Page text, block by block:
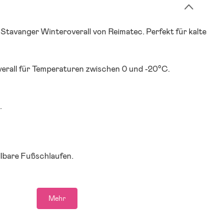
Winteroverall von Reimatec. Perfekt für kalte
für Temperaturen zwischen 0 und -20°C.
Fußschlaufen.
und schmutzabweisende Beschichtung.
Mehr